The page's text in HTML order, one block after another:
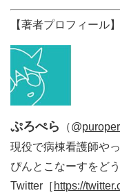
【著者プロフィール】
ぷろぺら （@
現役で病棟看護師や
ぴんとこなーすをど
Twitter［ https://